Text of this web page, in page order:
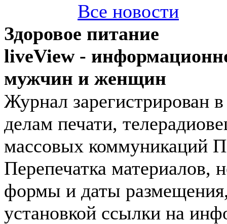
Все новости
Здоровое питание
liveView -
мужчин и женщин
Журнал зарегистрирован
делам печати,
массовых коммуникаций
Перепечатка материалов,
формы и даты
установкой ссылки на